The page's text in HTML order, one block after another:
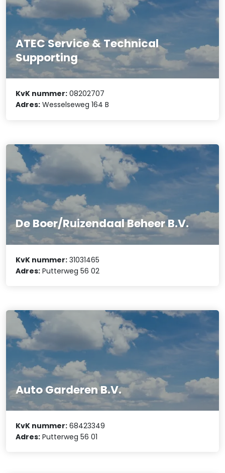
ATEC Service & Technical
Supporting
KvK nummer: 08202707
Adres: Wesselseweg 164 B
De Boer/Ruizendaal Beheer B.V.
KvK nummer: 31031465
Adres: Putterweg 56 02
Auto Garderen B.V.
KvK nummer: 68423349
Adres: Putterweg 56 01